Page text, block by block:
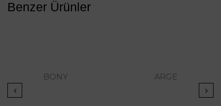
Benzer Ürünler
BONY ARGE